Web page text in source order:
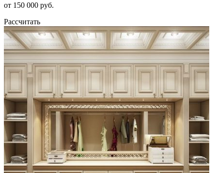
от 150 000 руб.
Рассчитать